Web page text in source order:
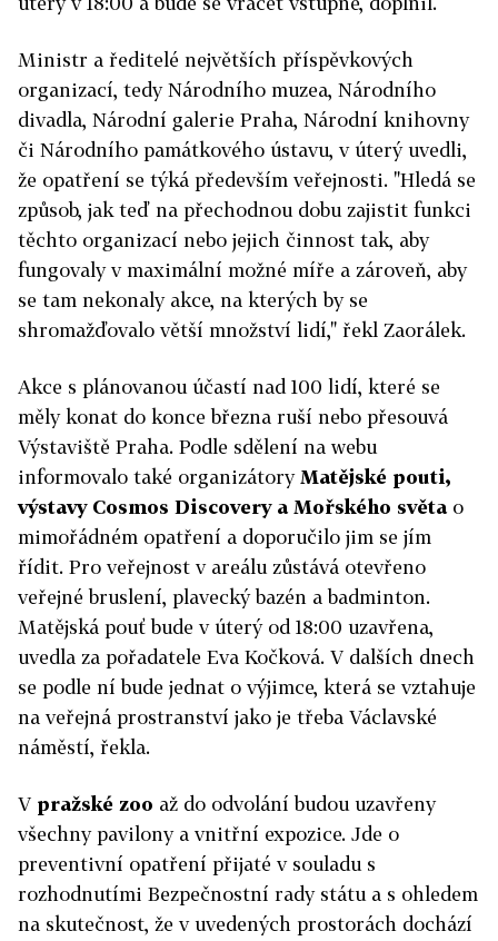
Ministr a ředitelé největších příspěvkových
organizací, tedy Národního muzea, Národního
divadla, Národní galerie Praha, Národní knihovny
či Národního památkového ústavu, v úterý uvedli,
že opatření se týká především veřejnosti. "Hledá se
způsob, jak teď na přechodnou dobu zajistit funkci
těchto organizací nebo jejich činnost tak, aby
fungovaly v maximální možné míře a zároveň, aby
se tam nekonaly akce, na kterých by se
shromažďovalo větší množství lidí," řekl Zaorálek.
Akce s plánovanou účastí nad 100 lidí, které se
měly konat do konce března ruší nebo přesouvá
Výstaviště Praha. Podle sdělení na webu
informovalo také organizátory Matějské pouti,
výstavy Cosmos Discovery a Mořského světao
mimořádném opatření a doporučilo jim se jím
řídit. Pro veřejnost v areálu zůstává otevřeno
veřejné bruslení, plavecký bazén a badminton.
Matějská pouť bude v úterý od 18:00 uzavřena,
uvedla za pořadatele Eva Kočková. V dalších dnech
se podle ní bude jednat o výjimce, která se vztahuje
na veřejná prostranství jako je třeba Václavské
náměstí, řekla.
V pražské zoo až do odvolání budou uzavřeny
všechny pavilony a vnitřní expozice. Jde o
preventivní opatření přijaté v souladu s
rozhodnutími Bezpečnostní rady státu a s ohledem
na skutečnost, že v uvedených prostorách dochází